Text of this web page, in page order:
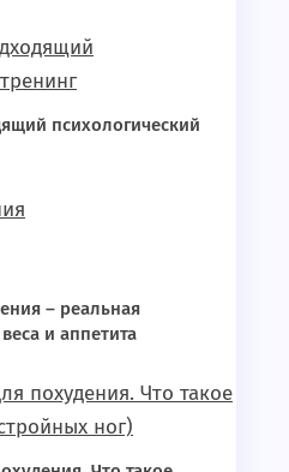
психологический
– реальная
и аппетита